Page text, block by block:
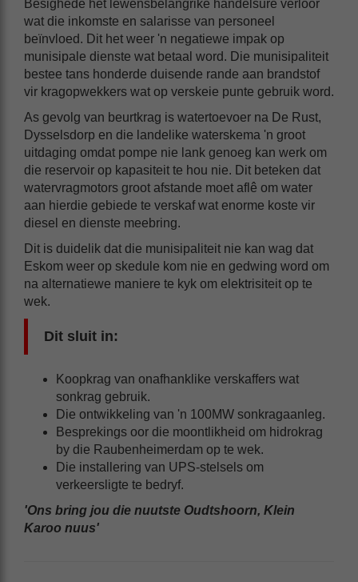
Besighede het lewensbelangrike handelsure verloor
wat die inkomste en salarisse van personeel
beïnvloed. Dit het weer 'n negatiewe impak op
munisipale dienste wat betaal word. Die munisipaliteit
bestee tans honderde duisende rande aan brandstof
vir kragopwekkers wat op verskeie punte gebruik word.
As gevolg van beurtkrag is watertoevoer na De Rust,
Dysselsdorp en die landelike waterskema 'n groot
uitdaging omdat pompe nie lank genoeg kan werk om
die reservoir op kapasiteit te hou nie. Dit beteken dat
watervragmotors groot afstande moet aflê om water
aan hierdie gebiede te verskaf wat enorme koste vir
diesel en dienste meebring.
Dit is duidelik dat die munisipaliteit nie kan wag dat
Eskom weer op skedule kom nie en gedwing word om
na alternatiewe maniere te kyk om elektrisiteit op te
wek.
Dit sluit in:
Koopkrag van onafhanklike verskaffers wat
sonkrag gebruik.
Die ontwikkeling van 'n 100MW sonkragaanleg.
Besprekings oor die moontlikheid om hidrokrag
by die Raubenheimerdam op te wek.
Die installering van UPS-stelsels om
verkeersligte te bedryf.
'Ons bring jou die nuutste Oudtshoorn, Klein
Karoo nuus'